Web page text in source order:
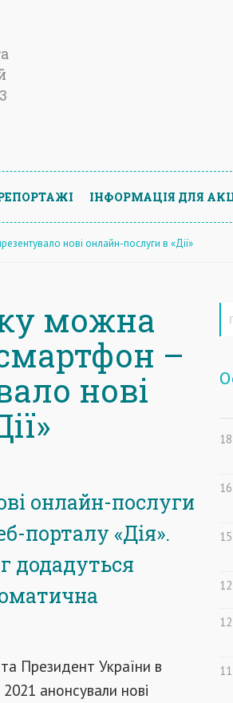
ІНФОРМАЦIЯ ДЛЯ
нові онлайн-послуги в «Дії»
можна
–
нові
онлайн-послуги
порталу «Дія».
додадуться
Президент України в
анонсували нові